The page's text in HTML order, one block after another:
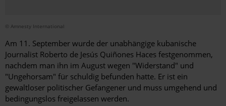
© Amnesty International
Am 11. September wurde der unabhängige kubanische
Journalist Roberto de Jesús Quiñones Haces festgenommen,
nachdem man ihn im August wegen "Widerstand" und
"Ungehorsam" für schuldig befunden hatte. Er ist ein
gewaltloser politischer Gefangener und muss umgehend und
bedingungslos freigelassen werden.